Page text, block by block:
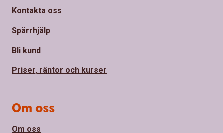
Kontakta oss
Spärrhjälp
Bli kund
Priser, räntor och kurser
Om oss
Om oss